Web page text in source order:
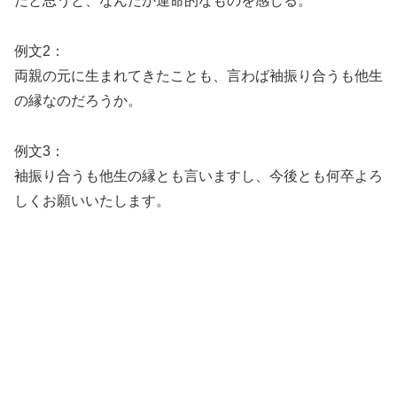
例文2：
両親の元に生まれてきたことも、言わば袖振り合うも他生
の縁なのだろうか。
例文3：
袖振り合うも他生の縁とも言いますし、今後とも何卒よろ
しくお願いいたします。